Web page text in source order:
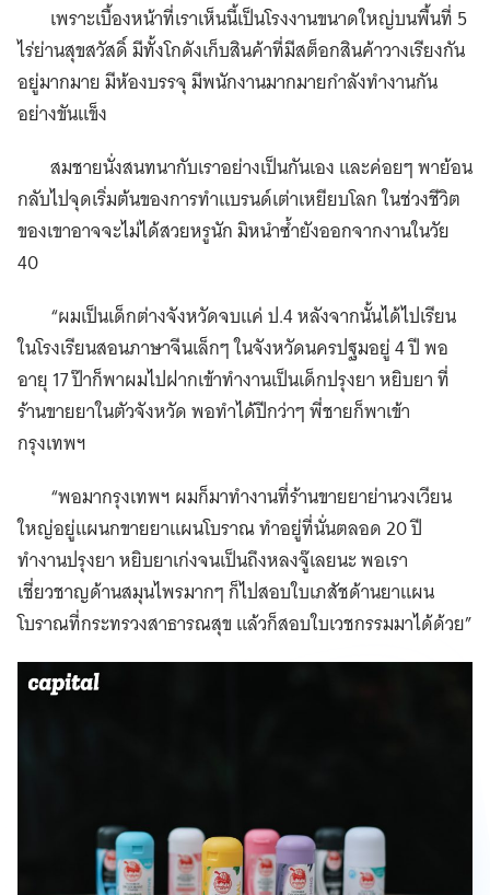
เพราะเบื้องหน้าที่เราเห็นนี้เป็นโรงงานขนาดใหญ่บนพื้นที่ 5
ไร่ย่านสุขสวัสดิ์ มีทั้งโกดังเก็บสินค้าที่มีสต็อกสินค้าวางเรียงกัน
อยู่มากมาย มีห้องบรรจุ มีพนักงานมากมายกำลังทำงานกัน
อย่างขันแข็ง
สมชายนั่งสนทนากับเราอย่างเป็นกันเอง และค่อยๆ พาย้อน
กลับไปจุดเริ่มต้นของการทำแบรนด์เต่าเหยียบโลก ในช่วงชีวิต
ของเขาอาจจะไม่ได้สวยหรูนัก มิหนำซ้ำยังออกจากงานในวัย
40
“ผมเป็นเด็กต่างจังหวัดจบแค่ ป.4 หลังจากนั้นได้ไปเรียน
ในโรงเรียนสอนภาษาจีนเล็กๆ ในจังหวัดนครปฐมอยู่ 4 ปี พอ
อายุ 17 ป๊าก็พาผมไปฝากเข้าทำงานเป็นเด็กปรุงยา หยิบยา ที่
ร้านขายยาในตัวจังหวัด พอทำได้ปีกว่าๆ พี่ชายก็พาเข้า
กรุงเทพฯ
“พอมากรุงเทพฯ ผมก็มาทำงานที่ร้านขายยาย่านวงเวียน
ใหญ่อยู่แผนกขายยาแผนโบราณ ทำอยู่ที่นั่นตลอด 20 ปี
ทำงานปรุงยา หยิบยาเก่งจนเป็นถึงหลงจู๊เลยนะ พอเรา
เชี่ยวชาญด้านสมุนไพรมากๆ ก็ไปสอบใบเภสัชด้านยาแผน
โบราณที่กระทรวงสาธารณสุข แล้วก็สอบใบเวชกรรมมาได้ด้วย”